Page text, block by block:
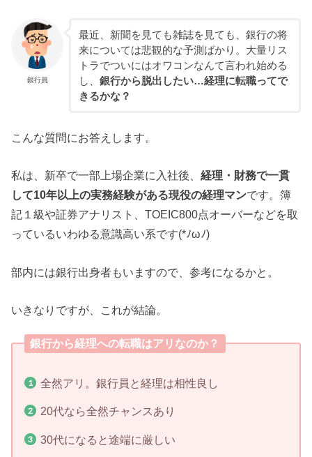
銀行員
最近、新聞を見ても雑誌を見ても、銀行の将
来については悲観的な予測ばかり。大量リス
トラでついにはオワコンなんて言われ始める
し、 銀行から脱出したい…経理に転職ってで
きるかな？
こんな質問にお答えします。
私は、新卒で一部上場企業に入社後、経理・財務で一貫
して10年以上の実務経験がある現役の経理マンです。簿
記１級や証券アナリスト、TOEIC800点オーバーなどを取
っているいわゆる意識高い系です(*ﾉωﾉ)
部内には銀行出身者もいますので、参考になるかと。
いきなりですが、これが結論。
銀行から経理への転職はアリなのか？
全然アリ。銀行員と経理は相性良し
20代なら全然チャンスあり
30代になると途端に厳しい